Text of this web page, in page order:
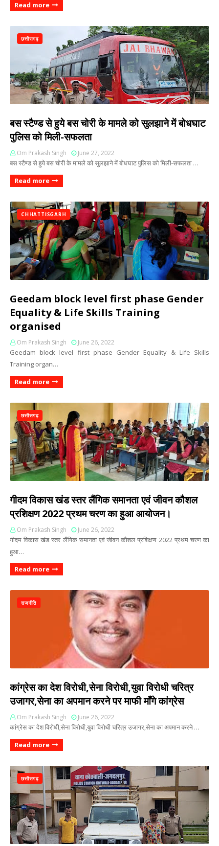
Read more
छत्तीसगढ़
बस स्टैण्ड से हुये बस चोरी के मामले को सुलझाने में बोधघाट
पुलिस को मिली-सफलता
Om Prakash Singh June 27, 2022
बस स्टैण्ड से हुये बस चोरी के मामले को सुलझाने में बोधघाट पुलिस को मिली-सफलता …
Read more
CHHATTISGARH
Geedam block level first phase Gender
Equality & Life Skills Training
organised
Om Prakash Singh June 26, 2022
Geedam block level first phase Gender Equality & Life Skills
Training organ…
Read more
छत्तीसगढ़
गीदम विकास खंड स्तर लैंगिक समानता एवं जीवन कौशल
प्रशिक्षण 2022 प्रथम चरण का हुआ आयोजन।
Om Prakash Singh June 26, 2022
गीदम विकास खंड स्तर लैंगिक समानता एवं जीवन कौशल प्रशिक्षण 2022 प्रथम चरण का
हुआ…
Read more
राजनीति
कांग्रेस का देश विरोधी,सेना विरोधी,युवा विरोधी चरित्र
उजागर,सेना का अपमान करने पर माफी माँगे कांग्रेस
Om Prakash Singh June 26, 2022
कांग्रेस का देश विरोधी,सेना विरोधी,युवा विरोधी चरित्र उजागर,सेना का अपमान करने …
Read more
छत्तीसगढ़